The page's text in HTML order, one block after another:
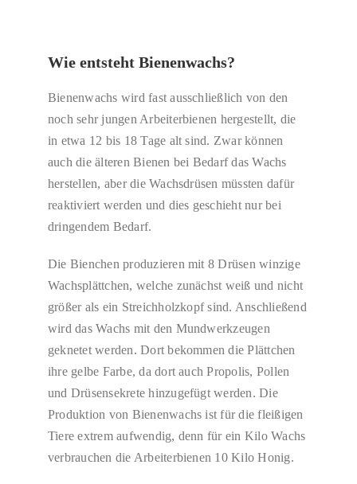
Wie entsteht Bienenwachs?
Bienenwachs wird fast ausschließlich von den
noch sehr jungen Arbeiterbienen hergestellt, die
in etwa 12 bis 18 Tage alt sind. Zwar können
auch die älteren Bienen bei Bedarf das Wachs
herstellen, aber die Wachsdrüsen müssten dafür
reaktiviert werden und dies geschieht nur bei
dringendem Bedarf.
Die Bienchen produzieren mit 8 Drüsen winzige
Wachsplättchen, welche zunächst weiß und nicht
größer als ein Streichholzkopf sind. Anschließend
wird das Wachs mit den Mundwerkzeugen
geknetet werden. Dort bekommen die Plättchen
ihre gelbe Farbe, da dort auch Propolis, Pollen
und Drüsensekrete hinzugefügt werden. Die
Produktion von Bienenwachs ist für die fleißigen
Tiere extrem aufwendig, denn für ein Kilo Wachs
verbrauchen die Arbeiterbienen 10 Kilo Honig.